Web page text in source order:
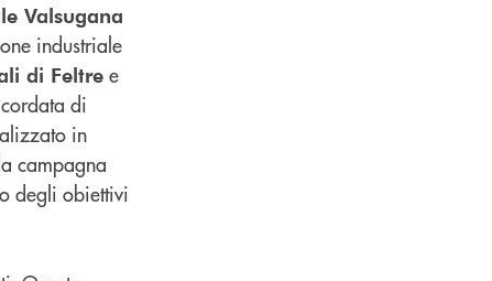
Valsugana
industriale
di Feltre e
di
in
campagna
degli obiettivi